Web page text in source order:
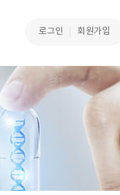
로그인 회원가입